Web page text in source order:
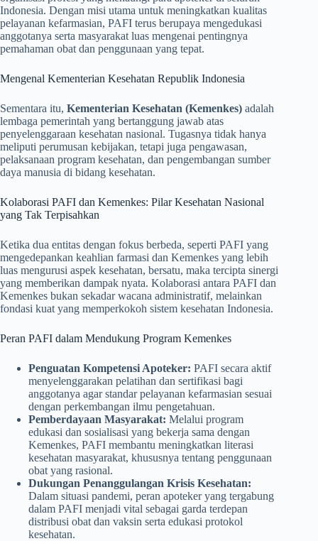
Indonesia. Dengan misi utama untuk meningkatkan kualitas
pelayanan kefarmasian, PAFI terus berupaya mengedukasi
anggotanya serta masyarakat luas mengenai pentingnya
pemahaman obat dan penggunaan yang tepat.
Mengenal Kementerian Kesehatan Republik Indonesia
Sementara itu, Kementerian Kesehatan (Kemenkes) adalah
lembaga pemerintah yang bertanggung jawab atas
penyelenggaraan kesehatan nasional. Tugasnya tidak hanya
meliputi perumusan kebijakan, tetapi juga pengawasan,
pelaksanaan program kesehatan, dan pengembangan sumber
daya manusia di bidang kesehatan.
Kolaborasi PAFI dan Kemenkes: Pilar Kesehatan Nasional
yang Tak Terpisahkan
Ketika dua entitas dengan fokus berbeda, seperti PAFI yang
mengedepankan keahlian farmasi dan Kemenkes yang lebih
luas mengurusi aspek kesehatan, bersatu, maka tercipta sinergi
yang memberikan dampak nyata. Kolaborasi antara PAFI dan
Kemenkes bukan sekadar wacana administratif, melainkan
fondasi kuat yang memperkokoh sistem kesehatan Indonesia.
Peran PAFI dalam Mendukung Program Kemenkes
Penguatan Kompetensi Apoteker: PAFI secara aktif
menyelenggarakan pelatihan dan sertifikasi bagi
anggotanya agar standar pelayanan kefarmasian sesuai
dengan perkembangan ilmu pengetahuan.
Pemberdayaan Masyarakat: Melalui program
edukasi dan sosialisasi yang bekerja sama dengan
Kemenkes, PAFI membantu meningkatkan literasi
kesehatan masyarakat, khususnya tentang penggunaan
obat yang rasional.
Dukungan Penanggulangan Krisis Kesehatan:
Dalam situasi pandemi, peran apoteker yang tergabung
dalam PAFI menjadi vital sebagai garda terdepan
distribusi obat dan vaksin serta edukasi protokol
kesehatan.